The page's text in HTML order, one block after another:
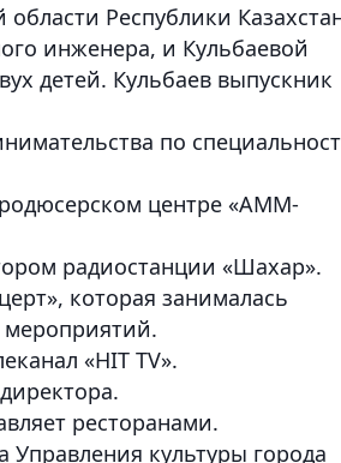
Республики
инженера, и Кульбаевой
детей. Кульбаев выпускник
по
центре «АММ-
радиостанции «Шахар».
которая занималась
«HIT TV».
ресторанами.
Управления культуры города